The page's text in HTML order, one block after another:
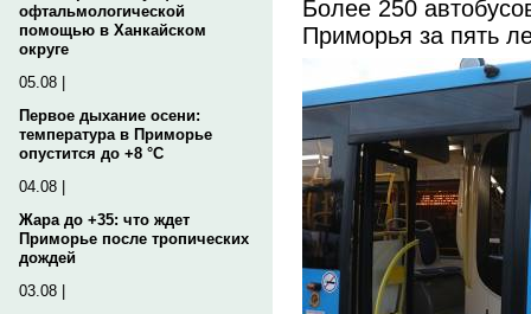
офтальмологической
помощью в Ханкайском
округе
05.08 |
Первое дыхание осени:
температура в Приморье
опустится до +8 °C
04.08 |
Жара до +35: что ждет
Приморье после тропических
дождей
03.08 |
Более 250
Приморья за пять